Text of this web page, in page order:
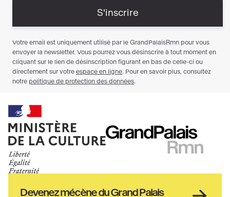
Ministère
de
la
HautDevenez mécène du Grand Palais